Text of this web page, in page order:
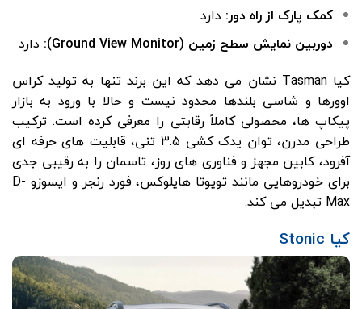
کمک پارک از راه دور: دارد
دوربین نمایش سطح زمین (Ground View Monitor):
دارد
کیا Tasman نشان می دهد که این برند تنها به تولید کراس
اوورها و شاسی بلندها محدود نیست و حالا با ورود به بازار
پیکاپ ها، محصولی کاملاً رقابتی را معرفی کرده است. ترکیب
طراحی مدرن، توان یدک کشی ۳.۵ تنی، قابلیت های حرفه ای
آفرود، کابین مجهز و فناوری های روز، تاسمان را به رقیبی جدی
برای خودروهایی مانند تویوتا هایلوکس، فورد رنجر و ایسوزو D-
Max تبدیل می کند.
کیا Stonic